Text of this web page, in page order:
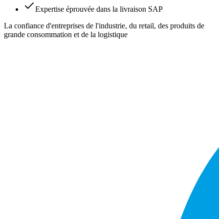
Expertise éprouvée dans la livraison SAP
La confiance d'entreprises de l'industrie, du retail, des produits de
grande consommation et de la logistique